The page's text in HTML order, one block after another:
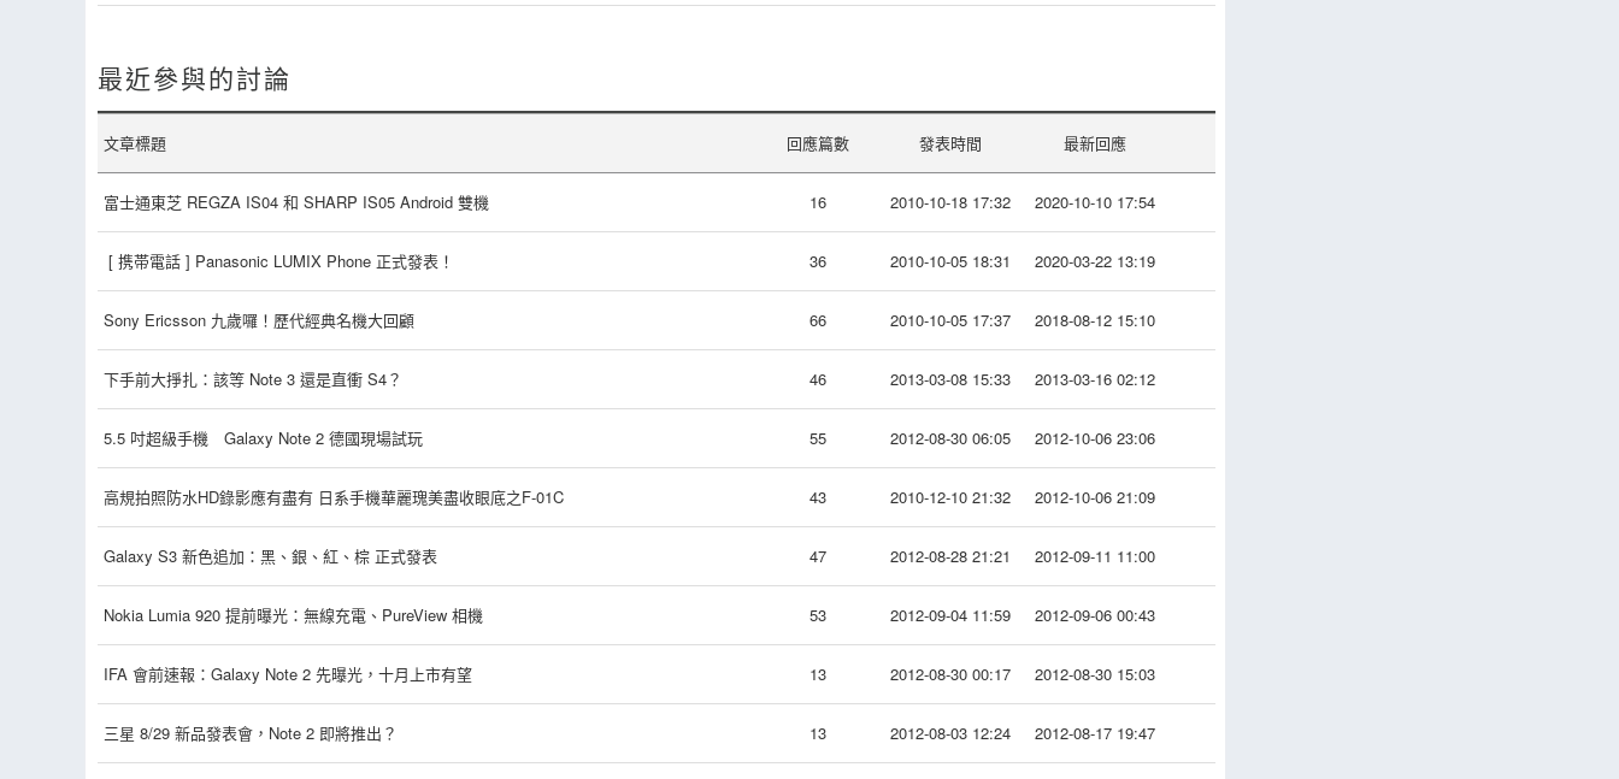
最近參與的討論
文章標題 回應篇數 發表時間 最新回應
富士通東芝 REGZA IS04 和 SHARP IS05 Android 雙機 16 2010-10-18 17:32 2020-10-10 17:54
[ 携帯電話 ] Panasonic LUMIX Phone 正式發表！ 36 2010-10-05 18:31 2020-03-22 13:19
Sony Ericsson 九歲囉！歷代經典名機大回顧 66 2010-10-05 17:37 2018-08-12 15:10
下手前大掙扎：該等 Note 3 還是直衝 S4？ 46 2013-03-08 15:33 2013-03-16 02:12
5.5 吋超級手機 Galaxy Note 2 德國現場試玩 55 2012-08-30 06:05 2012-10-06 23:06
高規拍照防水HD錄影應有盡有 日系手機華麗瑰美盡收眼底之F-01C 43 2010-12-10 21:32 2012-10-06 21:09
Galaxy S3 新色追加：黑、銀、紅、棕 正式發表 47 2012-08-28 21:21 2012-09-11 11:00
Nokia Lumia 920 提前曝光：無線充電、PureView 相機 53 2012-09-04 11:59 2012-09-06 00:43
IFA 會前速報：Galaxy Note 2 先曝光，十月上市有望 13 2012-08-30 00:17 2012-08-30 15:03
三星 8/29 新品發表會，Note 2 即將推出？ 13 2012-08-03 12:24 2012-08-17 19:47